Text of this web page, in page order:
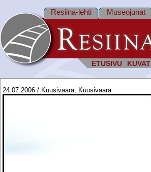
ETUSIVU KUVAT
Resiina-lehti Museojunat
24.07.2006 / Kuusivaara, Kuusivaara